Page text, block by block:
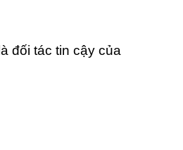
là đối tác tin cậy của